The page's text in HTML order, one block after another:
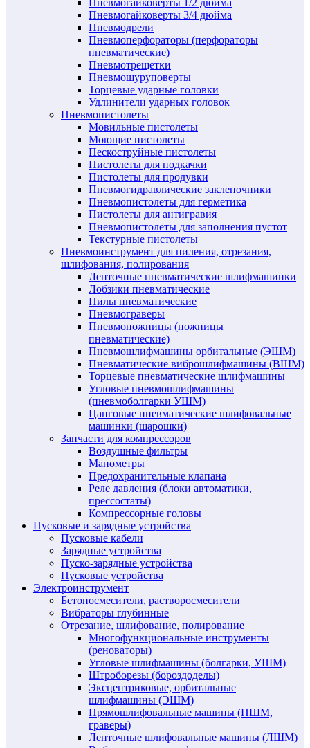
Пневмогайковерты 3/4 дюйма
Пневмодрели
Пневмоперфораторы (перфораторы
пневматические)
Пневмотрещетки
Пневмошуруповерты
Торцевые ударные головки
Удлинители ударных головок
Пневмопистолеты
Мовильные пистолеты
Моющие пистолеты
Пескоструйные пистолеты
Пистолеты для подкачки
Пистолеты для продувки
Пневмогидравлические заклепочники
Пневмопистолеты для герметика
Пистолеты для антигравия
Пневмопистолеты для заполнения пустот
Текстурные пистолеты
Пневмоинструмент для пиления, отрезания,
шлифования, полирования
Ленточные пневматические шлифмашинки
Лобзики пневматические
Пилы пневматические
Пневмограверы
Пневмоножницы (ножницы
пневматические)
Пневмошлифмашины орбитальные (ЭШМ)
Пневматические виброшлифмашины (ВШМ)
Торцевые пневматические шлифмашины
Угловые пневмошлифмашины
(пневмоболгарки УШМ)
Цанговые пневматические шлифовальные
машинки (шарошки)
Запчасти для компрессоров
Воздушные фильтры
Манометры
Предохранительные клапана
Реле давления (блоки автоматики,
прессостаты)
Компрессорные головы
Пусковые и зарядные устройства
Пусковые кабели
Зарядные устройства
Пуско-зарядные устройства
Пусковые устройства
Электроинструмент
Бетоносмесители, растворосмесители
Вибраторы глубинные
Отрезание, шлифование, полирование
Многофункциональные инструменты
(реноваторы)
Угловые шлифмашины (болгарки, УШМ)
Штроборезы (бороздоделы)
Эксцентриковые, орбитальные
шлифмашины (ЭШМ)
Прямошлифовальные машины (ПШМ,
граверы)
Ленточные шлифовальные машины (ЛШМ)